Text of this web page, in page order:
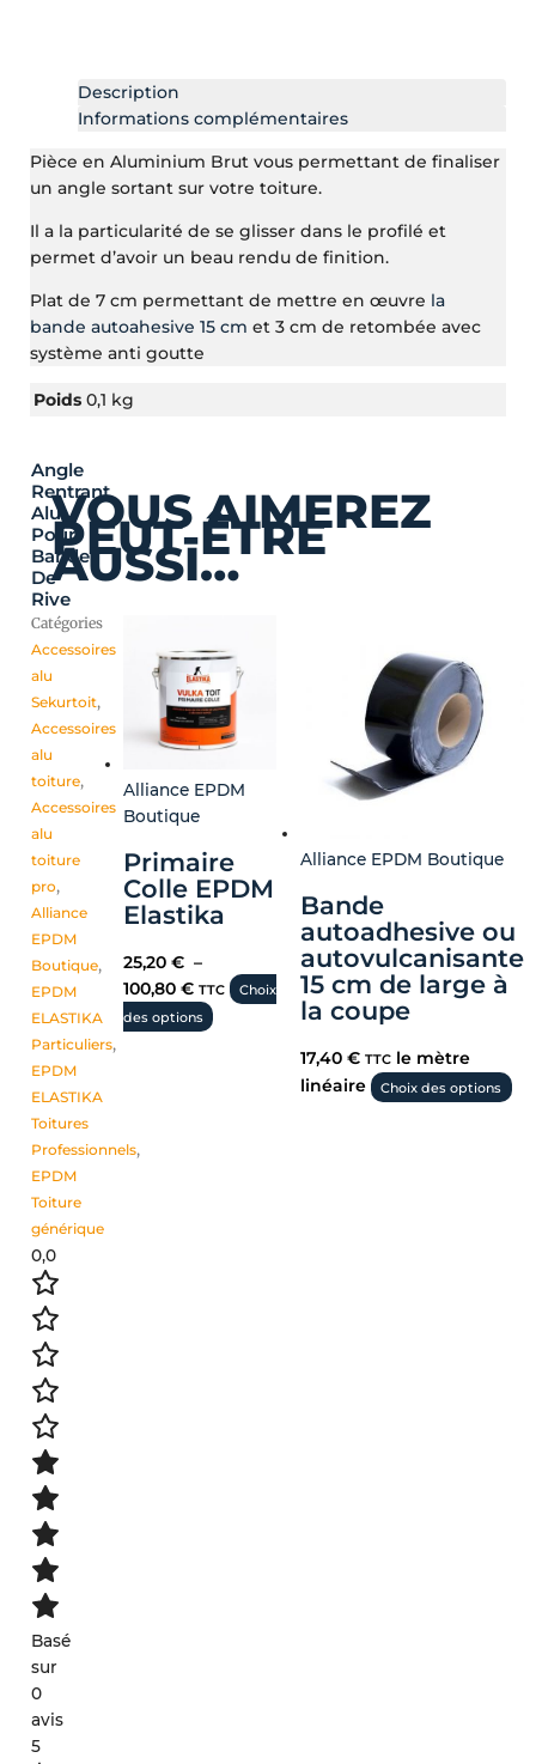
Description
Informations complémentaires
Pièce en Aluminium Brut vous permettant de finaliser
un angle sortant sur votre toiture.
Il a la particularité de se glisser dans le profilé et
permet d’avoir un beau rendu de finition.
Plat de 7 cm permettant de mettre en œuvre la
bande autoahesive 15 cm et 3 cm de retombée avec
système anti goutte
Poids 0,1 kg
Angle
Rentrant
Alu
Pour
Bande
De
Rive
Catégories
Accessoires
alu
Sekurtoit,
Accessoires
alu
toiture,
Accessoires
alu
toiture
pro,
Alliance
EPDM
Boutique,
EPDM
ELASTIKA
Particuliers,
EPDM
ELASTIKA
Toitures
Professionnels,
EPDM
Toiture
générique
0,0
Basé
sur
0
avis
5
VOUS AIMEREZ
PEUT-ÊTRE
AUSSI…
Alliance EPDM
Boutique
Primaire
Colle EPDM
Elastika
25,20 € –
100,80 €
prix :
25,20 €
à
TTC
Choix
des options
produit
a
plusieurs
variations.
peuvent
être
choisies
sur
page
Alliance EPDM Boutique
Bande
autoadhesive ou
autovulcanisante
15 cm de large à
la coupe
17,40€ TTC le mètre
linéaire
Choix des options